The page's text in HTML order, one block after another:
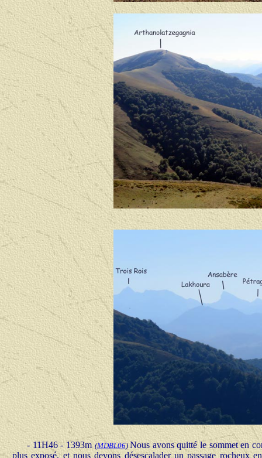
- 11H46 - 1393m(MDBL06)Nous avons quitté le sommet en
plus exposé, et nous devons désescalader un passage rocheux